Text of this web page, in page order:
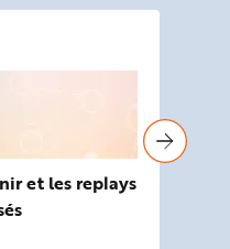
et les replays